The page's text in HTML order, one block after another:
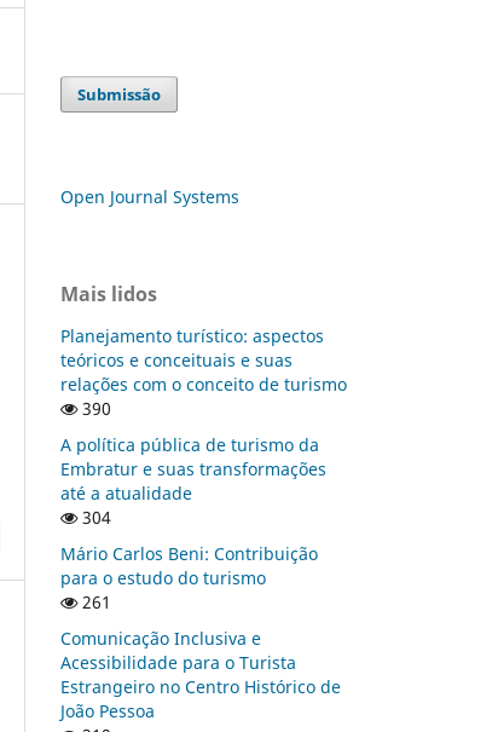
Submissão
Open Journal Systems
Mais lidos
Planejamento turístico: aspectos
teóricos e conceituais e suas
relações com o conceito de turismo
390
A política pública de turismo da
Embratur e suas transformações
até a atualidade
304
Mário Carlos Beni: Contribuição
para o estudo do turismo
261
Comunicação Inclusiva e
Acessibilidade para o Turista
Estrangeiro no Centro Histórico de
João Pessoa